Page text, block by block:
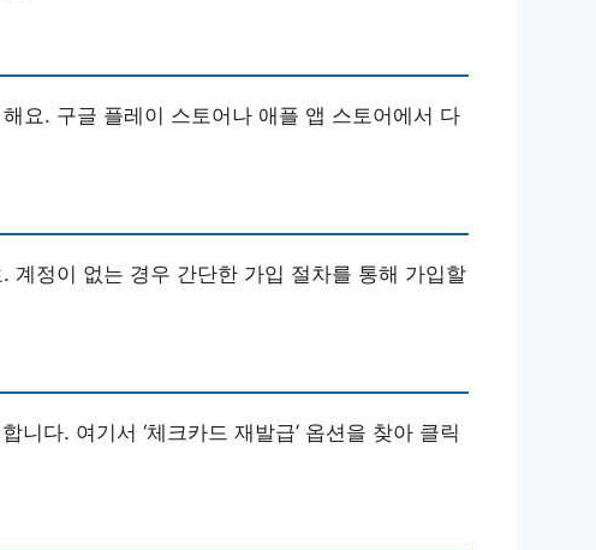
요. 구글 플레이 스토어나 애플 앱 스토어에서 다
계정이 없는 경우 간단한 가입 절차를 통해 가입할
니다. 여기서 ‘체크카드 재발급’ 옵션을 찾아 클릭